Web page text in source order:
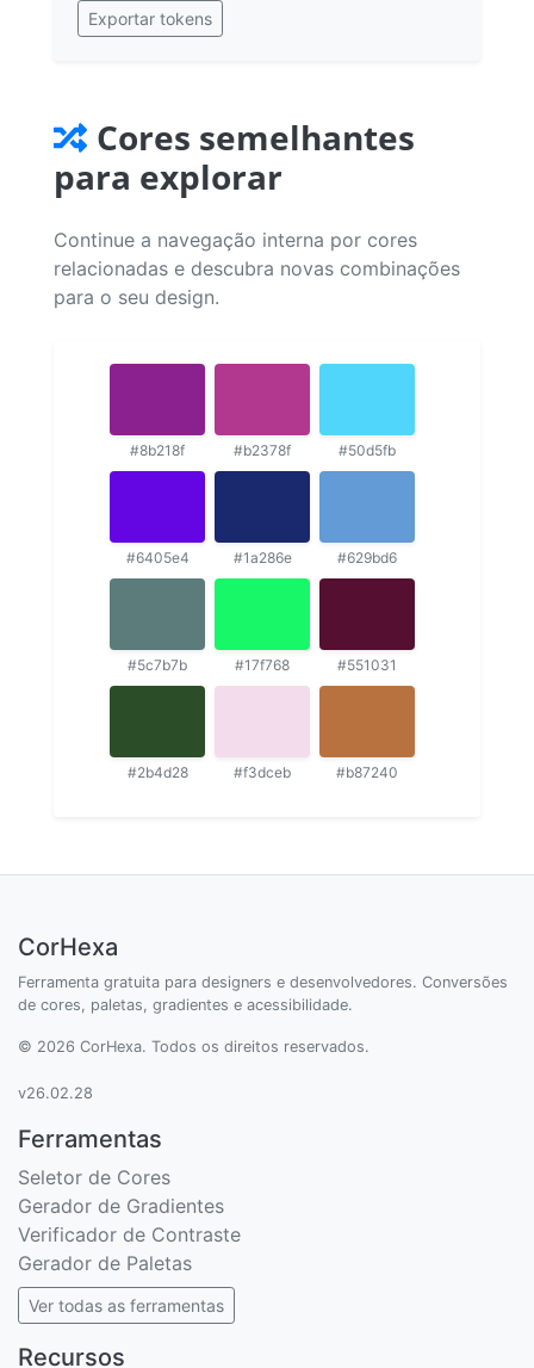
Exportar tokens
Cores semelhantes
para explorar
Continue a navegação interna por cores
relacionadas e descubra novas combinações
para o seu design.
#8b218f #b2378f #50d5fb
#6405e4 #1a286e #629bd6
#5c7b7b #17f768 #551031
#2b4d28 #f3dceb #b87240
CorHexa
Ferramenta gratuita para designers e desenvolvedores. Conversões
de cores, paletas, gradientes e acessibilidade.
© 2026 CorHexa. Todos os direitos reservados.
v26.02.28
Ferramentas
Seletor de Cores
Gerador de Gradientes
Verificador de Contraste
Gerador de Paletas
Ver todas as ferramentas
Recursos